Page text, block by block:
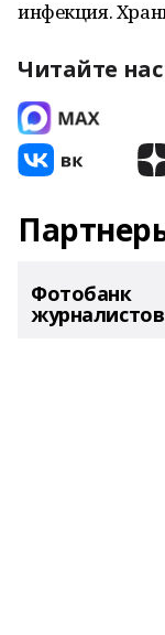
инфекция.
Читайте нас
Фотобанк